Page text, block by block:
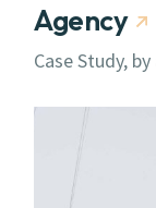
Agency
Case Study, by